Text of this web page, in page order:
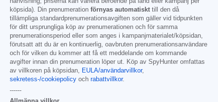
köpsida). Din prenumeration förnyas automatiskt till den då
tillämpliga standardprenumerationsavgiften som gäller vid tidpunkten
för ditt ursprungliga köp av prenumerationen och för samma
prenumerationsperiod eller som anges i kampanjmaterialet/köpsidan,
förutsatt att du är en kontinuerlig, oavbruten prenumerationsanvändare
och för vilken du kommer att få ett meddelande om kommande
avgifter innan din prenumeration löper ut. Köp av SpyHunter omfattas
av villkoren på köpsidan, EULA/användarvillkor,
sekretess-/cookiepolicy och rabattvillkor.
------